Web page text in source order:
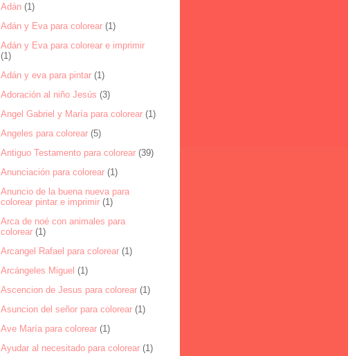
Adán (1)
Adán y Eva para colorear (1)
Adán y Eva para colorear e imprimir
(1)
Adán y eva para pintar (1)
Adoración al niño Jesús (3)
Angel Gabriel y María para colorear (1)
Angeles para colorear (5)
Antiguo Testamento para colorear (39)
Anunciación para colorear (1)
Anuncio de la buena nueva para
colorear pintar e imprimir (1)
Arca de noé con animales para
colorear (1)
Arcangel Rafael para colorear (1)
Arcángeles Miguel (1)
Ascencion de Jesus para colorear (1)
Asuncion del señor para colorear (1)
Ave María para colorear (1)
Ayudar al necesitado para colorear (1)